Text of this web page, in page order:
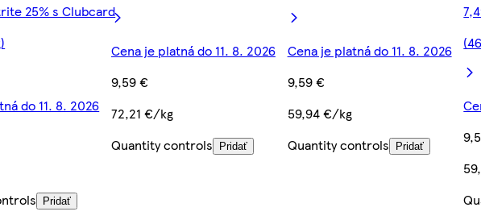
25% s Clubcard
do 11. 8. 2026
Pridať
Cena je platná do 11. 8. 2026
9,59 €
72,21 €/kg
Quantity controls
Pridať
Cena je platná do 11. 8. 2026
9,59 €
59,94 €/kg
Quantity controls
Pridať